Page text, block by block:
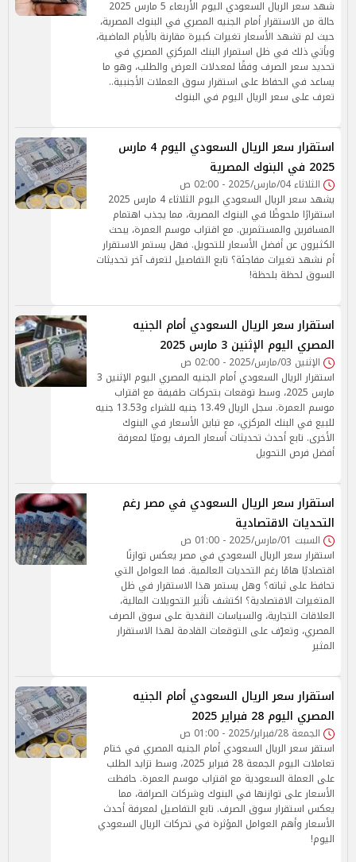
شهد سعر الريال السعودي اليوم الأربعاء 5 مارس 2025
حالة من الاستقرار أمام الجنيه المصري في البنوك المصرية،
حيث لم تشهد الأسعار تغيرات كبيرة مقارنة بالأيام الماضية،
ويأتي ذلك في ظل استمرار البنك المركزي المصري في
تحديد سعر الصرف وفقًا لمعدلات العرض والطلب، وهو ما
يساعد في الحفاظ على استقرار سوق العملات الأجنبية..
تعرف على سعر الريال اليوم في البنوك
استقرار سعر الريال السعودي اليوم 4 مارس
2025 في البنوك المصرية
الثلاثاء 04/مارس/2025 - 02:00 ص
يشهد سعر الريال السعودي اليوم الثلاثاء 4 مارس 2025
استقرارًا ملحوظًا في البنوك المصرية، مما يجذب اهتمام
المسافرين والمستثمرين. مع اقتراب موسم العمرة، يبحث
الكثيرون عن أفضل الأسعار للتحويل. فهل يستمر الاستقرار
أم نشهد تغيرات مفاجئة؟ تابع التفاصيل لتعرف آخر تحديثات
السوق لحظة بلحظة!
استقرار سعر الريال السعودي أمام الجنيه
المصري اليوم الإثنين 3 مارس 2025
الإثنين 03/مارس/2025 - 02:00 ص
استقرار الريال السعودي أمام الجنيه المصري اليوم الإثنين 3
مارس 2025، وسط توقعات بتحركات طفيفة مع اقتراب
موسم العمرة. سجل الريال 13.49 جنيه للشراء و13.53 جنيه
للبيع في البنك المركزي، مع تباين الأسعار في البنوك
الأخرى. تابع أحدث تحديثات أسعار الصرف يوميًا لمعرفة
أفضل فرص التحويل
استقرار سعر الريال السعودي في مصر رغم
التحديات الاقتصادية
السبت 01/مارس/2025 - 01:00 ص
استقرار سعر الريال السعودي في مصر يعكس توازنًا
اقتصاديًا هامًا رغم التحديات العالمية. فما العوامل التي
تحافظ على ثباته؟ وهل يستمر هذا الاستقرار في ظل
المتغيرات الاقتصادية؟ اكتشف تأثير التحويلات المالية،
العلاقات التجارية، والسياسات النقدية على سوق الصرف
المصري، وتعرّف على التوقعات القادمة لهذا الاستقرار
المثير
استقرار سعر الريال السعودي أمام الجنيه
المصري اليوم 28 فبراير 2025
الجمعة 28/فبراير/2025 - 01:00 ص
استقر سعر الريال السعودي أمام الجنيه المصري في ختام
تعاملات اليوم الجمعة 28 فبراير 2025، وسط تزايد الطلب
على العملة السعودية مع اقتراب موسم العمرة. حافظت
الأسعار على توازنها في البنوك وشركات الصرافة، مما
يعكس استقرار سوق الصرف. تابع التفاصيل لمعرفة أحدث
الأسعار وأهم العوامل المؤثرة في تحركات الريال السعودي
اليوم!